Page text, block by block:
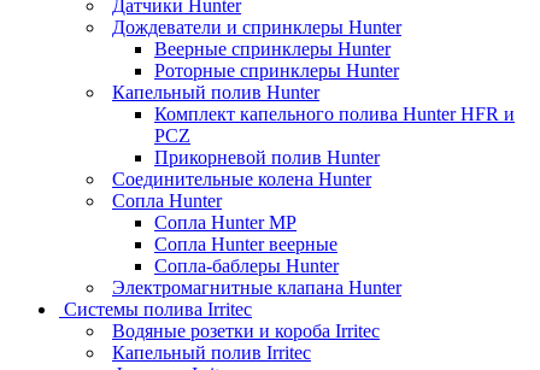
Датчики Hunter
Дождеватели и спринклеры Hunter
Веерные спринклеры Hunter
Роторные спринклеры Hunter
Капельный полив Hunter
Комплект капельного полива Hunter HFR и
PCZ
Прикорневой полив Hunter
Соединительные колена Hunter
Сопла Hunter
Сопла Hunter MP
Сопла Hunter веерные
Сопла-баблеры Hunter
Электромагнитные клапана Hunter
Системы полива Irritec
Водяные розетки и короба Irritec
Капельный полив Irritec